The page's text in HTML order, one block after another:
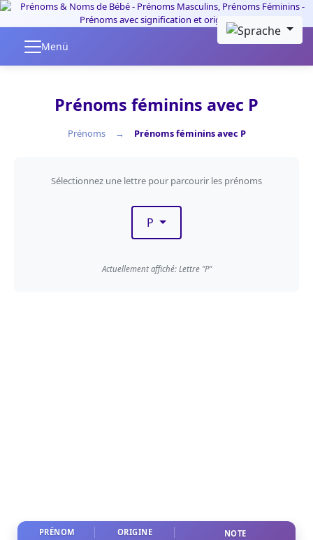
Skip to main content
Menü
Prénoms féminins avec P
Prénoms Prénoms féminins avec P
Filtrer par première lettre
Sélectionnez une lettre pour parcourir les prénoms
P
Actuellement affiché: Lettre "P"
PRÉNOM ORIGINE NOTE